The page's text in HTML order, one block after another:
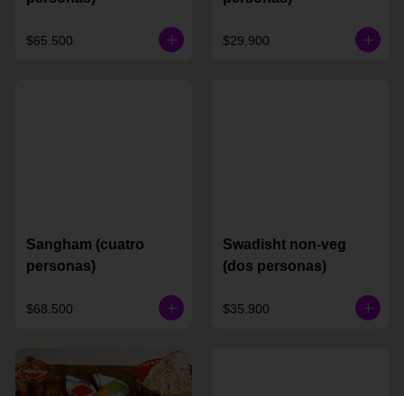
$65.500 $29.900
Sangham (cuatro
personas)
$68.500
Swadisht non-veg
(dos personas)
$35.900